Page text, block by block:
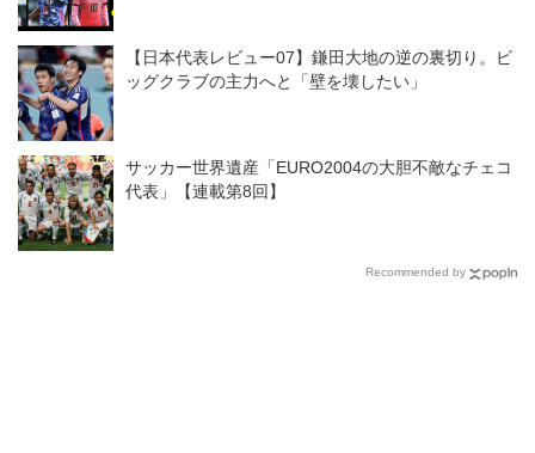
【日本代表レビュー07】鎌田大地の逆の裏切り。ビ
ッグクラブの主力へと「壁を壊したい」
サッカー世界遺産「EURO2004の大胆不敵なチェコ
代表」【連載第8回】
Recommended by